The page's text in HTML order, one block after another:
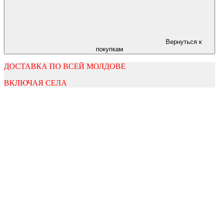
Вернуться к
покупкам
ДОСТАВКА ПО ВСЕЙ МОЛДОВЕ
ВКЛЮЧАЯ СЕЛА